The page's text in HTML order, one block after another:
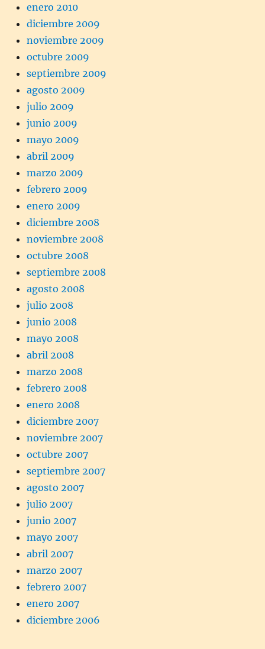
enero 2010
diciembre 2009
noviembre 2009
octubre 2009
septiembre 2009
agosto 2009
julio 2009
junio 2009
mayo 2009
abril 2009
marzo 2009
febrero 2009
enero 2009
diciembre 2008
noviembre 2008
octubre 2008
septiembre 2008
agosto 2008
julio 2008
junio 2008
mayo 2008
abril 2008
marzo 2008
febrero 2008
enero 2008
diciembre 2007
noviembre 2007
octubre 2007
septiembre 2007
agosto 2007
julio 2007
junio 2007
mayo 2007
abril 2007
marzo 2007
febrero 2007
enero 2007
diciembre 2006